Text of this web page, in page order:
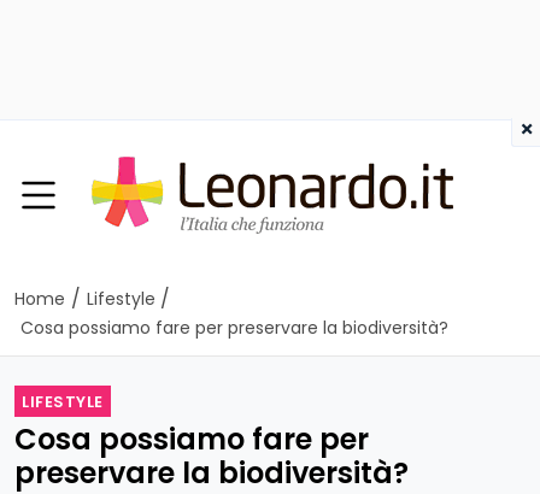
Home / Lifestyle /
Cosa possiamo fare per preservare la biodiversità?
LIFESTYLE
Cosa possiamo fare per
preservare la biodiversità?
×